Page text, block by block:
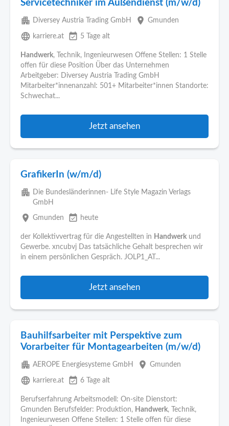
Servicetechniker im Außendienst (m/w/d)
apartment Diversey Austria Trading GmbH place Gmunden
language karriere.at event_available 5 Tage alt
Handwerk, Technik, Ingenieurwesen Offene Stellen: 1 Stelle
offen für diese Position Über das Unternehmen
Arbeitgeber: Diversey Austria Trading GmbH
Mitarbeiter*innenanzahl: 501+ Mitarbeiter*innen Standorte:
Schwechat...
Jetzt ansehen
GrafikerIn (w/m/d)
apartment Die Bundesländerinnen- Life Style Magazin Verlags
GmbH
place Gmunden event_available heute
der Kollektivvertrag für die Angestellten in Handwerk und
Gewerbe. xncubvj Das tatsächliche Gehalt besprechen wir
in einem persönlichen Gespräch. JOLP1_AT...
Jetzt ansehen
Bauhilfsarbeiter mit Perspektive zum
Vorarbeiter für Montagearbeiten (m/w/d)
apartment AEROPE Energiesysteme GmbH place Gmunden
language karriere.at event_available 6 Tage alt
Berufserfahrung Arbeitsmodell: On-site Dienstort:
Gmunden Berufsfelder: Produktion, Handwerk, Technik,
Ingenieurwesen Offene Stellen: 1 Stelle offen für diese